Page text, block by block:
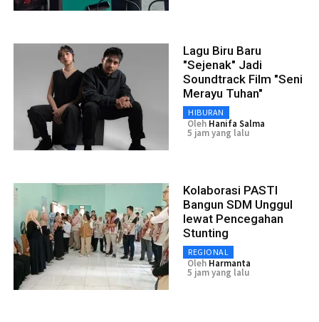
Lagu Biru Baru
"Sejenak" Jadi
Soundtrack Film "Seni
Merayu Tuhan"
HIBURAN
Oleh Hanifa Salma
5 jam yang lalu
Kolaborasi PASTI
Bangun SDM Unggul
lewat Pencegahan
Stunting
REGIONAL
Oleh Harmanta
5 jam yang lalu